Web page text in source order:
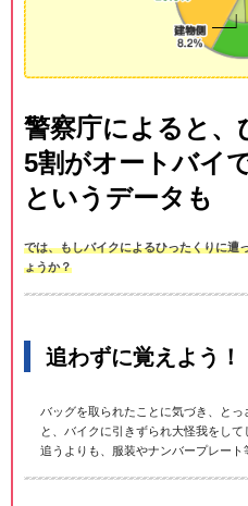
警察庁によると
5割がオートバイ
というデータも
では、もしバイクによるひったくりに遭
ょうか？
追わずに覚えよう！
バッグを取られたことに気づき、と
と、バイクに引きずられ大怪我をし
追うよりも、服装やナンバープレート